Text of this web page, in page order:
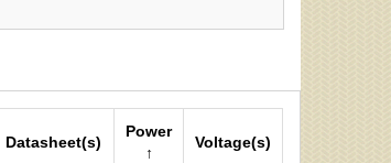
Datasheet(s)
Power
↑
Voltage(s)